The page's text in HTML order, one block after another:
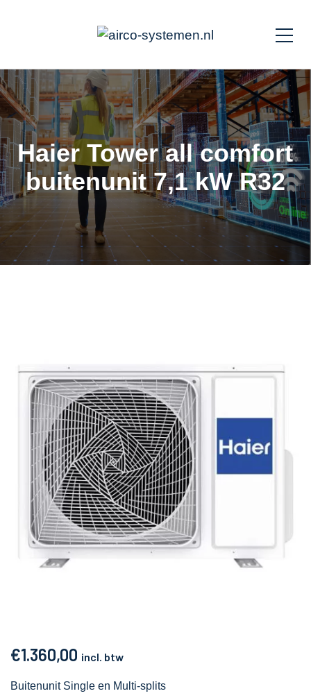
Haier Tower all comfort
buitenunit 7,1 kW R32
€1.360,00 incl. btw
Buitenunit Single en Multi-splits